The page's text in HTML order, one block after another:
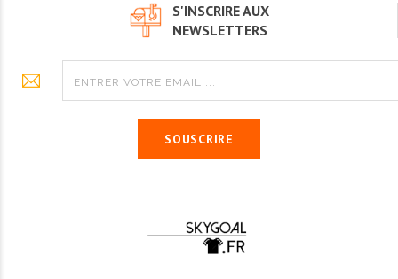
S'INSCRIRE AUX
NEWSLETTERS
SOUSCRIRE